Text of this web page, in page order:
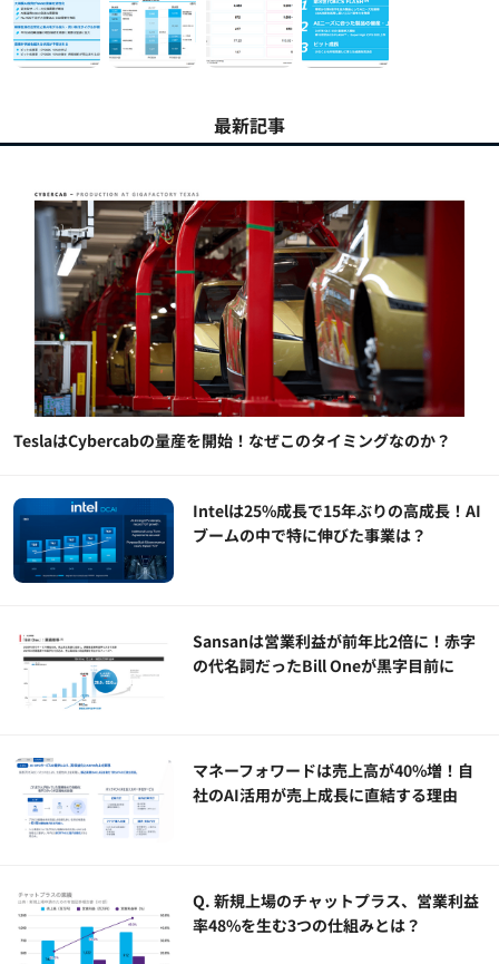
最新記事
TeslaはCybercabの量産を開始！なぜこのタイミングなのか？
Intelは25%成長で15年ぶりの高成長！AI
ブームの中で特に伸びた事業は？
Sansanは営業利益が前年比2倍に！赤字
の代名詞だったBill Oneが黒字目前に
マネーフォワードは売上高が40%増！自
社のAI活用が売上成長に直結する理由
Q. 新規上場のチャットプラス、営業利益
率48%を生む3つの仕組みとは？